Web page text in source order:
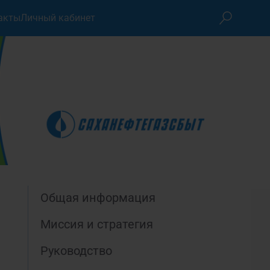
Личный кабинет
Общая информация
Миссия и стратегия
Руководство